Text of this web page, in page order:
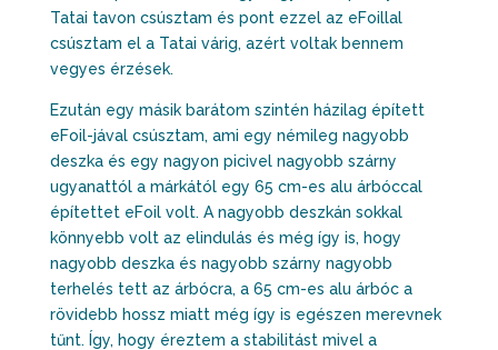
Tatai tavon csúsztam és pont ezzel az eFoillal
csúsztam el a Tatai várig, azért voltak bennem
vegyes érzések.
Ezután egy másik barátom szintén házilag épített
eFoil-jával csúsztam, ami egy némileg nagyobb
deszka és egy nagyon picivel nagyobb szárny
ugyanattól a márkától egy 65 cm-es alu árbóccal
építettet eFoil volt. A nagyobb deszkán sokkal
könnyebb volt az elindulás és még így is, hogy
nagyobb deszka és nagyobb szárny nagyobb
terhelés tett az árbócra, a 65 cm-es alu árbóc a
rövidebb hossz miatt még így is egészen merevnek
tűnt. Így, hogy éreztem a stabilitást mivel a